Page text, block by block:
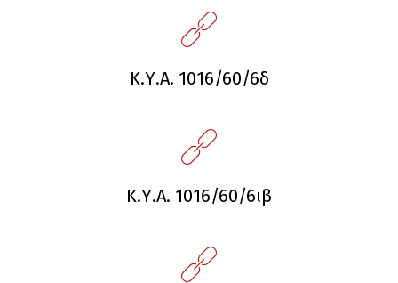
Κ.Υ.Α. 1016/60/6δ
Κ.Υ.Α. 1016/60/6ιβ